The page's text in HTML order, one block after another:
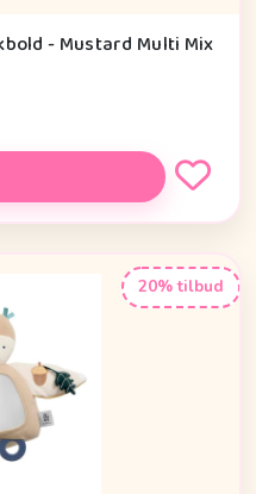
- Mustard Multi Mix
20% tilbud